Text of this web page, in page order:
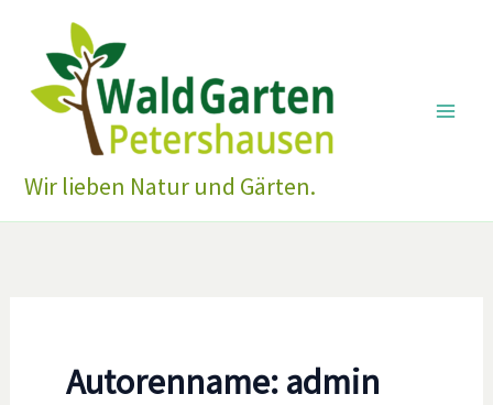
springen
Wir lieben Natur und Gärten.
Autorenname: admin